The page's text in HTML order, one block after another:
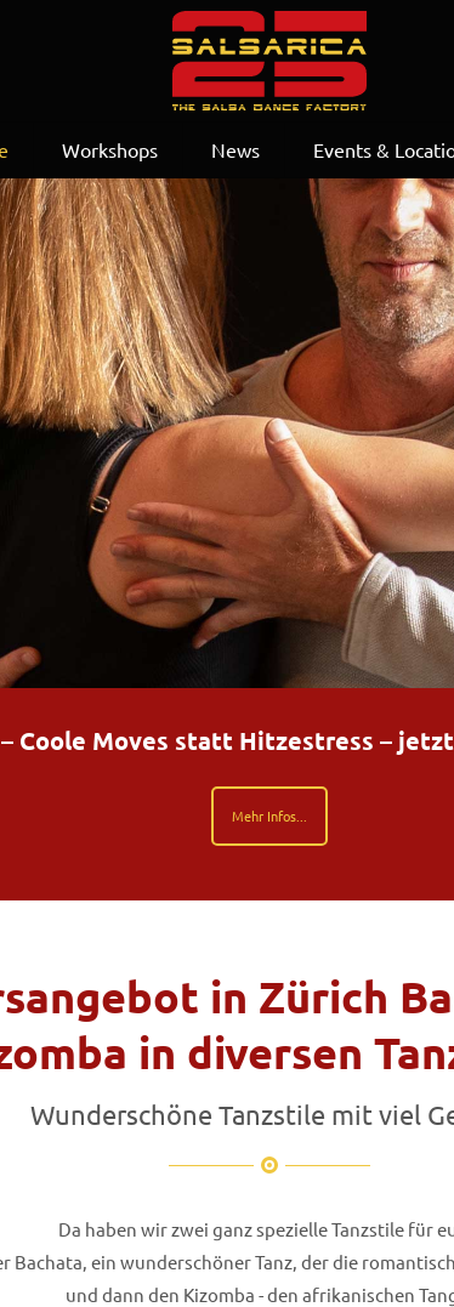
Workshops News Events &
– Coole Moves statt Hitzestress –
Mehr Infos...
in Zürich
in diversen
Wunderschöne Tanzstile mit viel
Da haben wir zwei ganz spezielle Tanzstile für
Bachata, ein wunderschöner Tanz, der die
und dann den Kizomba - den afrikanischen